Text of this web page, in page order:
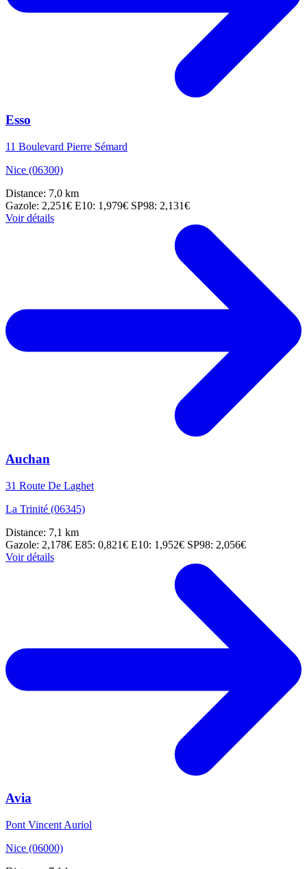
Esso
11 Boulevard Pierre Sémard
Nice (06300)
Distance: 7,0 km
Gazole: 2,251€ E10: 1,979€ SP98: 2,131€
Voir détails
Auchan
31 Route De Laghet
La Trinité (06345)
Distance: 7,1 km
Gazole: 2,178€ E85: 0,821€ E10: 1,952€ SP98: 2,056€
Voir détails
Avia
Pont Vincent Auriol
Nice (06000)